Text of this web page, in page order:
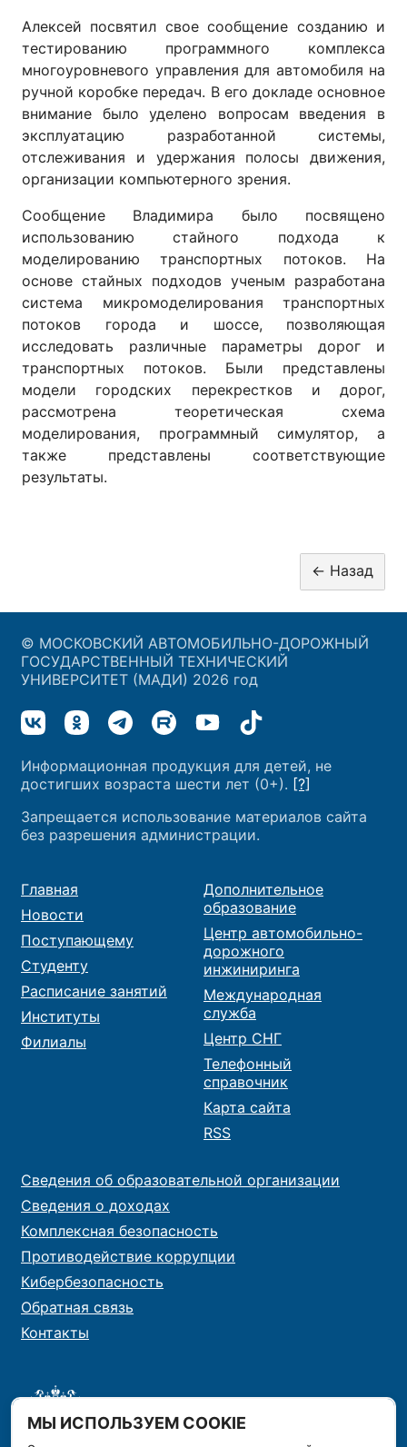
Алексей посвятил свое сообщение созданию и
тестированию программного комплекса
многоуровневого управления для автомобиля на
ручной коробке передач. В его докладе основное
внимание было уделено вопросам введения в
эксплуатацию разработанной системы,
отслеживания и удержания полосы движения,
организации компьютерного зрения.
Сообщение Владимира было посвящено
использованию стайного подхода к
моделированию транспортных потоков. На
основе стайных подходов ученым разработана
система микромоделирования транспортных
потоков города и шоссе, позволяющая
исследовать различные параметры дорог и
транспортных потоков. Были представлены
модели городских перекрестков и дорог,
рассмотрена теоретическая схема
моделирования, программный симулятор, а
также представлены соответствующие
результаты.
МЫ ИСПОЛЬЗУЕМ COOKIE
© МОСКОВСКИЙ АВТОМОБИЛЬНО-ДОРОЖНЫЙ
ГОСУДАРСТВЕННЫЙ ТЕХНИЧЕСКИЙ
УНИВЕРСИТЕТ (МАДИ) 2026 год
Информационная продукция для детей, не
достигших возраста шести лет (0+). [?]
Запрещается использование материалов сайта
без разрешения администрации.
Главная
Новости
Поступающему
Студенту
Расписание занятий
Институты
Филиалы
Дополнительное
образование
Центр автомобильно-
дорожного
инжиниринга
Международная
служба
Центр СНГ
Телефонный
справочник
Карта сайта
RSS
Сведения об образовательной организации
Сведения о доходах
Комплексная безопасность
Противодействие коррупции
Кибербезопасность
Обратная связь
Контакты